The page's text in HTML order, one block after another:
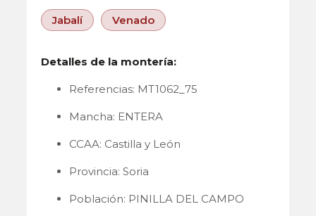
Jabalí Venado
Detalles de la montería:
Referencias: MT1062_75
Mancha: ENTERA
CCAA: Castilla y León
Provincia: Soria
Población: PINILLA DEL CAMPO